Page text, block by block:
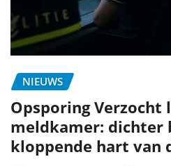
NIEUWS
Opsporing Verzocht
meldkamer: dichter
kloppende hart van